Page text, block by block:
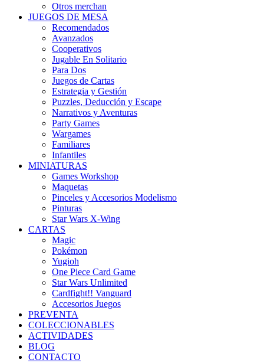
Otros merchan
JUEGOS DE MESA
Recomendados
Avanzados
Cooperativos
Jugable En Solitario
Para Dos
Juegos de Cartas
Estrategia y Gestión
Puzzles, Deducción y Escape
Narrativos y Aventuras
Party Games
Wargames
Familiares
Infantiles
MINIATURAS
Games Workshop
Maquetas
Pinceles y Accesorios Modelismo
Pinturas
Star Wars X-Wing
CARTAS
Magic
Pokémon
Yugioh
One Piece Card Game
Star Wars Unlimited
Cardfight!! Vanguard
Accesorios Juegos
PREVENTA
COLECCIONABLES
ACTIVIDADES
BLOG
CONTACTO